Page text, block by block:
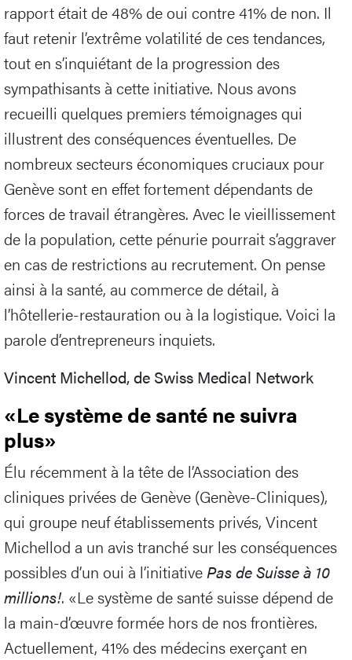
rapport était de 48% de oui contre 41% de non. Il
faut retenir l’extrême volatilité de ces tendances,
tout en s’inquiétant de la progression des
sympathisants à cette initiative. Nous avons
recueilli quelques premiers témoignages qui
illustrent des conséquences éventuelles. De
nombreux secteurs économiques cruciaux pour
Genève sont en effet fortement dépendants de
forces de travail étrangères. Avec le vieillissement
de la population, cette pénurie pourrait s’aggraver
en cas de restrictions au recrutement. On pense
ainsi à la santé, au commerce de détail, à
l’hôtellerie-restauration ou à la logistique. Voici la
parole d’entrepreneurs inquiets.
Vincent Michellod, de Swiss Medical Network
«Le système de santé ne suivra
plus»
Élu récemment à la tête de l’Association des
cliniques privées de Genève (Genève-Cliniques),
qui groupe neuf établissements privés, Vincent
Michellod a un avis tranché sur les conséquences
possibles d’un oui à l’initiativePas de Suisse à 10
millions!. «Le système de santé suisse dépend de
la main-d’œuvre formée hors de nos frontières.
Actuellement, 41% des médecins exerçant en